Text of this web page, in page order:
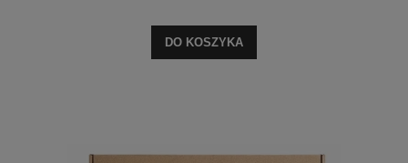
DO KOSZYKA